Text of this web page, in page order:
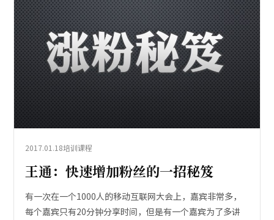
2017.01.18培训课程
王通：快速增加粉丝的一招秘笈
有一次在一个1000人的移动互联网大会上，嘉宾非常多，
每个嘉宾只有20分钟分享时间，但是有一个嘉宾为了多讲